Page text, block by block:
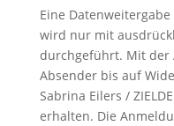
Eine
wird nur mit
durchgeführt. Mit der
Absender bis auf
Sabrina Eilers /
erhalten. Die